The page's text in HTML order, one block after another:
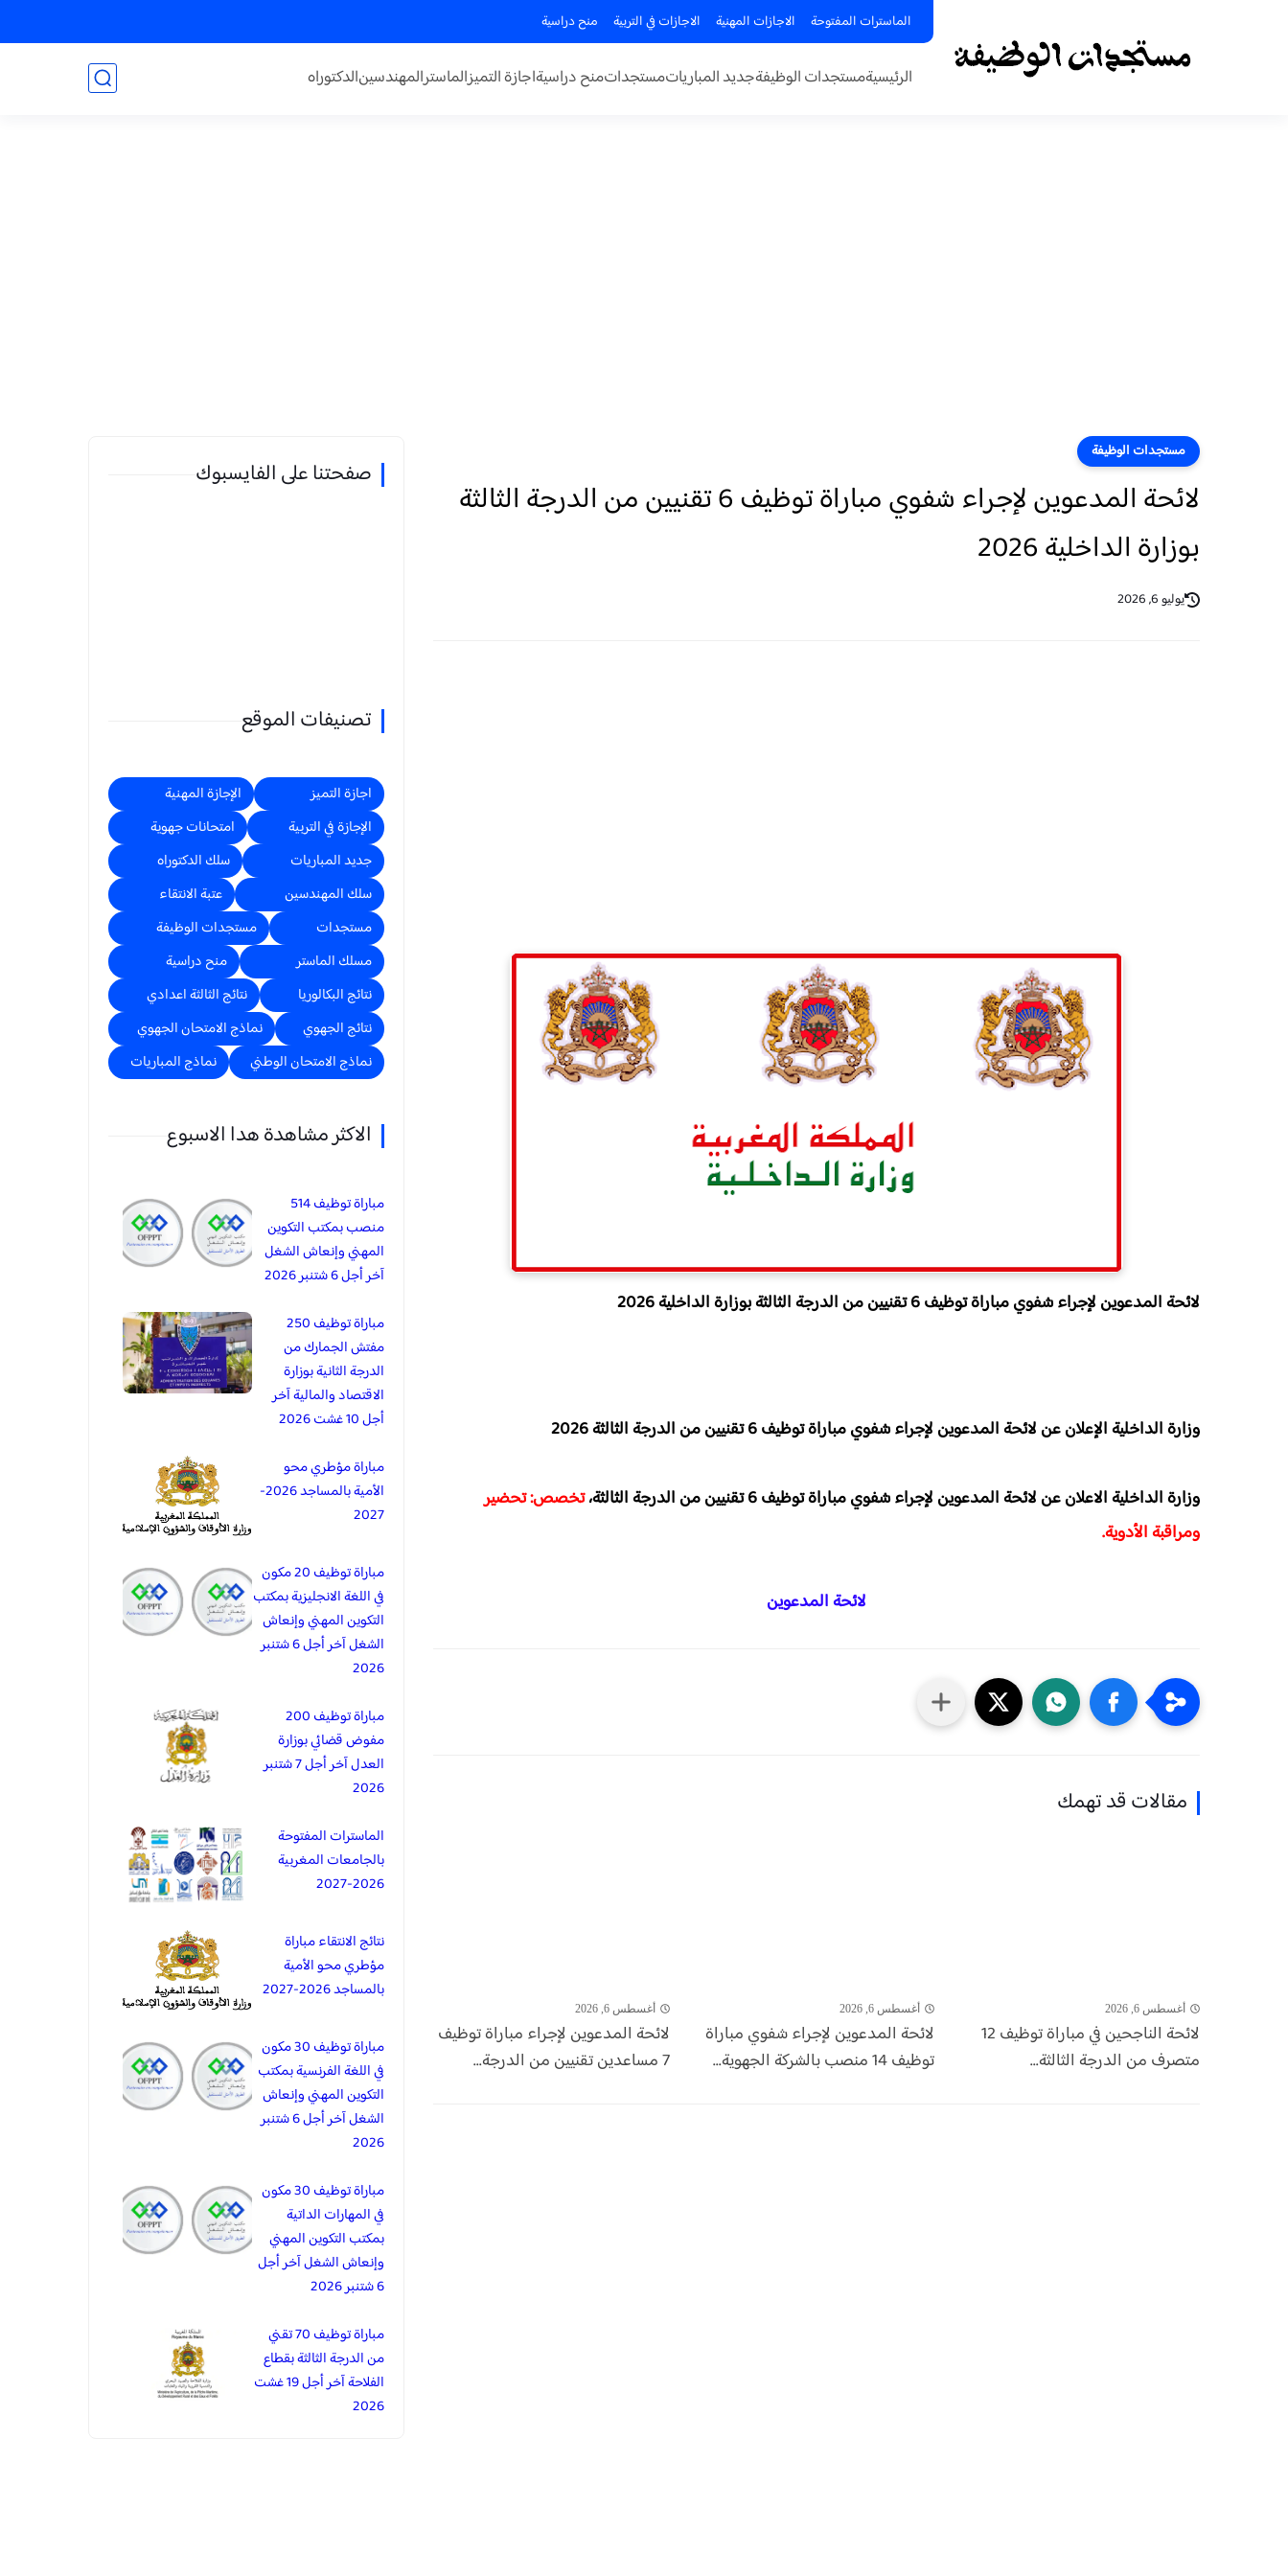
الماسترات المفتوحة الاجازات المهنية الاجازات في التربية منح دراسية
الرئيسيةمستجدات الوظيفةجديد المبارياتمستجداتمنح دراسيةاجازة التميزالماسترالمهندسينالدكتوراه
مستجدات الوظيفة
لائحة المدعوين لإجراء شفوي مباراة توظيف 6 تقنيين من الدرجة الثالثة
بوزارة الداخلية 2026
يوليو 6, 2026
لائحة المدعوين لإجراء شفوي مباراة توظيف 6 تقنيين من الدرجة الثالثة بوزارة الداخلية 2026
وزارة الداخلية الإعلان عن لائحة المدعوين لإجراء شفوي مباراة توظيف 6 تقنيين من الدرجة الثالثة 2026
وزارة الداخلية الاعلان عن لائحة المدعوين لإجراء شفويمباراة توظيف 6 تقنيين من الدرجة الثالثة،
تخصص: تحضير
ومراقبة الأدوية.
لائحة المدعوين
مقالات قد تهمك
أغسطس 6, 2026
لائحة الناجحين في مباراة توظيف 12
متصرف من الدرجة الثالثة...
أغسطس 6, 2026
لائحة المدعوين لإجراء شفوي مباراة
توظيف 14 منصب بالشركة الجهوية...
أغسطس 6, 2026
لائحة المدعوين لإجراء مباراة توظيف
7 مساعدين تقنيين من الدرجة...
صفحتنا على الفايسبوك
تصنيفات الموقع
اجازة التميز
الإجازة المهنية
الإجازة في التربية
امتحانات جهوية
جديد المباريات
سلك الدكتوراه
سلك المهندسين
عتبة الانتقاء
مستجدات
مستجدات الوظيفة
مسلك الماستر
منح دراسية
نتائج البكالوريا
نتائج الثالثة اعدادي
نتائج الجهوي
نماذج الامتحان الجهوي
نماذج الامتحان الوطني
نماذج المباريات
الاكثر مشاهدة هدا الاسبوع
مباراة توظيف 514
منصب بمكتب التكوين
المهني وإنعاش الشغل
آخر أجل 6 شتنبر 2026
مباراة توظيف 250
مفتش الجمارك من
الدرجة الثانية بوزارة
الاقتصاد والمالية آخر
أجل 10 غشت 2026
مباراة مؤطري محو
الأمية بالمساجد 2026-
2027
مباراة توظيف 20 مكون
في اللغة الانجليزية بمكتب
التكوين المهني وإنعاش
الشغل آخر أجل 6 شتنبر
2026
مباراة توظيف 200
مفوض قضائي بوزارة
العدل آخر أجل 7 شتنبر
2026
الماسترات المفتوحة
بالجامعات المغربية
2026-2027
نتائج الانتقاء مباراة
مؤطري محو الأمية
بالمساجد 2026-2027
مباراة توظيف 30 مكون
في اللغة الفرنسية بمكتب
التكوين المهني وإنعاش
الشغل آخر أجل 6 شتنبر
2026
مباراة توظيف 30 مكون
في المهارات الداتية
بمكتب التكوين المهني
وإنعاش الشغل آخر أجل
6 شتنبر 2026
مباراة توظيف 70 تقني
من الدرجة الثالثة بقطاع
الفلاحة آخر أجل 19 غشت
2026